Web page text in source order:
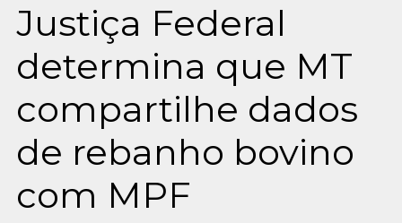
Justiça Federal
determina que MT
compartilhe dados
de rebanho bovino
com MPF